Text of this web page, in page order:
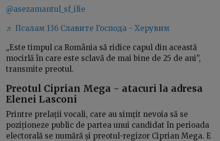
@asezamantul_sf_ilie
♬ Псалам 136 Славите Господа - Херувим
„Este timpul ca România să ridice capul din această
mocirlă în care este sclavă de mai bine de 25 de ani”,
transmite preotul.
Preotul Ciprian Mega - atacuri la adresa
Elenei Lasconi
Printre prelații vocali, care au simțit nevoia să se
poziționeze public de partea unui candidat în perioada
electorală se numără și preotul-regizor Ciprian Mega. E